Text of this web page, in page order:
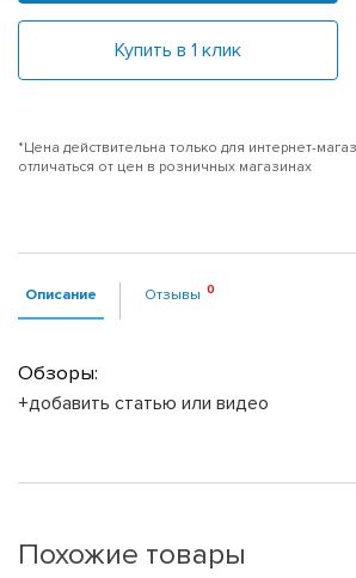
Купить в 1 клик
*Цена действительна только для интернет-
отличаться от цен в розничных магазинах
Описание Отзывы
Обзоры:
+добавить статью или видео
Похожие товары